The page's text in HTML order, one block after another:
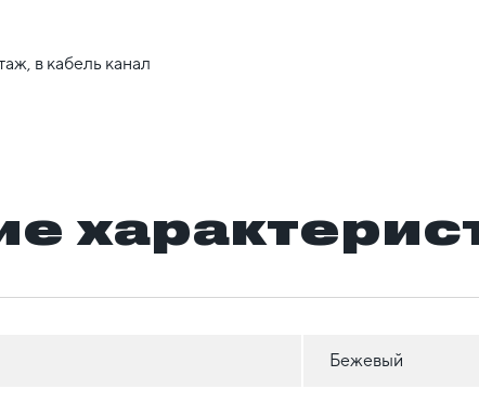
в кабель канал
Бежевый